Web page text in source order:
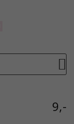
9,-